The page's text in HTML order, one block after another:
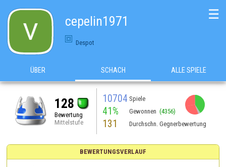
cepelin1971
Despot
☰
ÜBER SCHACH ALLE SPIELE
128
Bewertung
Mittelstufe
10704 Spiele
41% Gewonnen (4356)
131 Durchschn. Gegnerbewertung
BEWERTUNGSVERLAUF